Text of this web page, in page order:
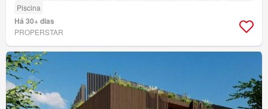
Piscina
Há 30+ dias
PROPERSTAR